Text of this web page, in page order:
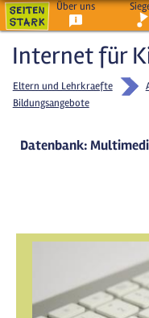
Über uns
Internet für
Eltern und Lehrkraefte
Bildungsangebote
Datenbank: